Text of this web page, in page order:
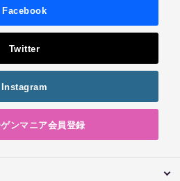
Facebook
Twitter
Instagram
ンマニア会員登録